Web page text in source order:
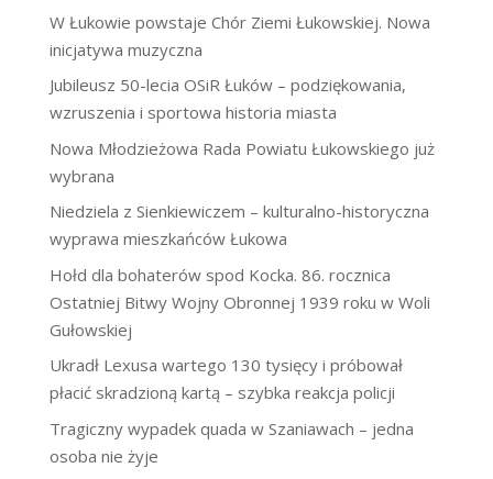
W Łukowie powstaje Chór Ziemi Łukowskiej. Nowa
inicjatywa muzyczna
Jubileusz 50-lecia OSiR Łuków – podziękowania,
wzruszenia i sportowa historia miasta
Nowa Młodzieżowa Rada Powiatu Łukowskiego już
wybrana
Niedziela z Sienkiewiczem – kulturalno-historyczna
wyprawa mieszkańców Łukowa
Hołd dla bohaterów spod Kocka. 86. rocznica
Ostatniej Bitwy Wojny Obronnej 1939 roku w Woli
Gułowskiej
Ukradł Lexusa wartego 130 tysięcy i próbował
płacić skradzioną kartą – szybka reakcja policji
Tragiczny wypadek quada w Szaniawach – jedna
osoba nie żyje